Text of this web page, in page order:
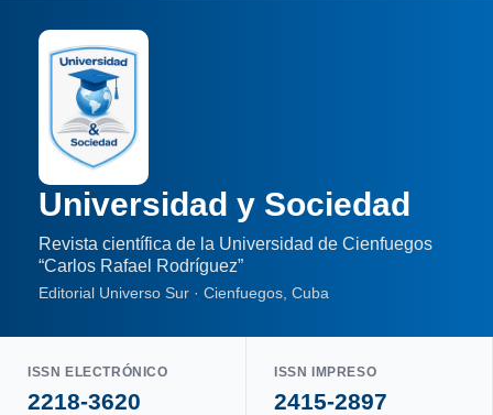
Universidad y Sociedad
Revista científica de la Universidad de Cienfuegos
“Carlos Rafael Rodríguez”
Editorial Universo Sur · Cienfuegos, Cuba
ISSN ELECTRÓNICO
2218-3620
ISSN IMPRESO
2415-2897